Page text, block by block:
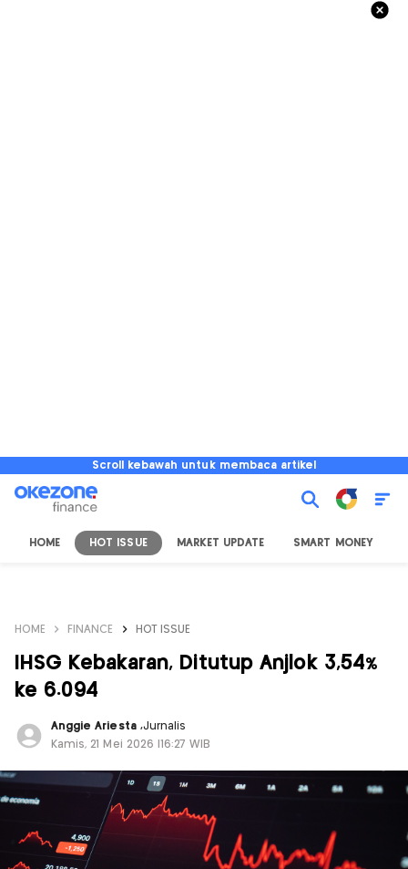
Scroll kebawah untuk membaca artikel
HOME HOT ISSUE MARKET UPDATE SMART MONEY
HOME FINANCE HOT ISSUE
IHSG Kebakaran, Ditutup Anjlok 3,54%
ke 6.094
Anggie Ariesta ,Jurnalis
Kamis, 21 Mei 2026 |16:27 WIB